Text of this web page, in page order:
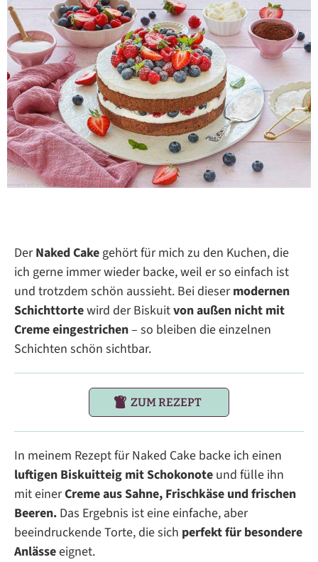
DerNaked Cakegehört für mich zu den Kuchen, die
ich gerne immer wieder backe, weil er so einfach ist
und trotzdem schön aussieht. Bei diesermodernen
Schichttortewird der Biskuitvon außen nicht mit
Creme eingestrichen– so bleiben die einzelnen
Schichten schön sichtbar.
ZUM REZEPT
In meinem Rezept für Naked Cake backe ich einen
luftigen Biskuitteig mit Schokonote und fülle ihn
mit einerCreme aus Sahne, Frischkäse und frischen
Beeren. Das Ergebnis ist eine einfache, aber
beeindruckende Torte, die sich perfekt für besondere
Anlässeeignet.